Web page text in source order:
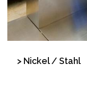
> Nickel / Stahl